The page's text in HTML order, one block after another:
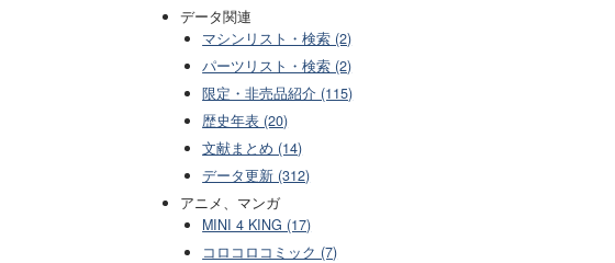
データ関連
マシンリスト・検索 (2)
パーツリスト・検索 (2)
限定・非売品紹介 (115)
歴史年表 (20)
文献まとめ (14)
データ更新 (312)
アニメ、マンガ
MINI 4 KING (17)
コロコロコミック (7)